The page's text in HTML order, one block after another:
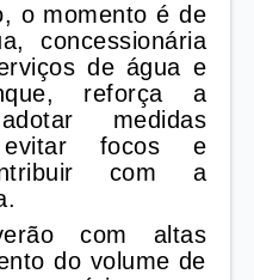
o momento é de
concessionária
de água e
reforça a
medidas
evitar focos e
com a
com altas
do volume de